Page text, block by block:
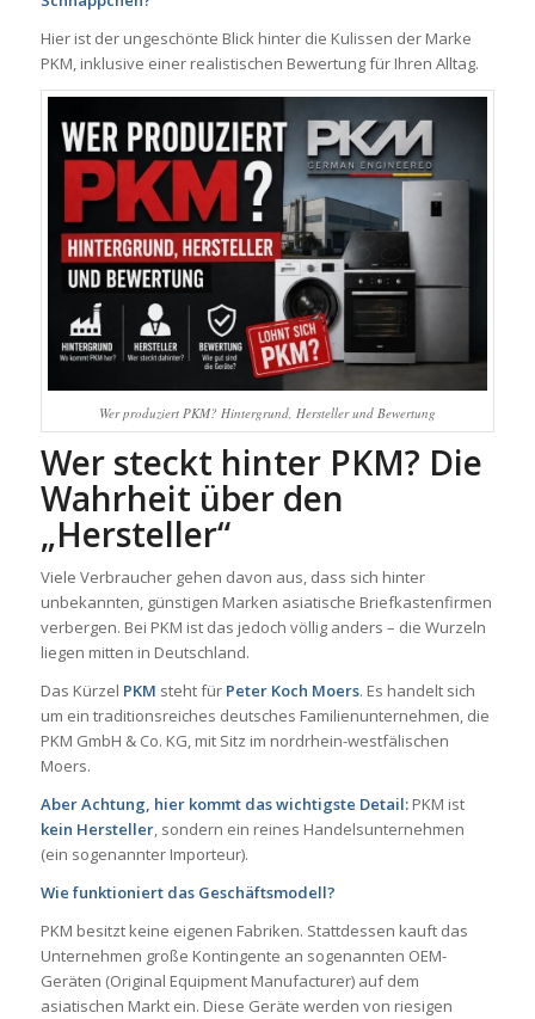
Hier ist der ungeschönte Blick hinter die Kulissen der Marke
PKM, inklusive einer realistischen Bewertung für Ihren Alltag.
Wer produziert PKM? Hintergrund, Hersteller und Bewertung
Wer steckt hinter PKM? Die
Wahrheit über den
„Hersteller“
Viele Verbraucher gehen davon aus, dass sich hinter
unbekannten, günstigen Marken asiatische Briefkastenfirmen
verbergen. Bei PKM ist das jedoch völlig anders – die Wurzeln
liegen mitten in Deutschland.
Das Kürzel PKM steht für Peter Koch Moers. Es handelt sich
um ein traditionsreiches deutsches Familienunternehmen, die
PKM GmbH & Co. KG, mit Sitz im nordrhein-westfälischen
Moers.
Aber Achtung, hier kommt das wichtigste Detail:PKM ist
kein Hersteller, sondern ein reines Handelsunternehmen
(ein sogenannter Importeur).
Wie funktioniert das Geschäftsmodell?
PKM besitzt keine eigenen Fabriken. Stattdessen kauft das
Unternehmen große Kontingente an sogenannten OEM-
Geräten (Original Equipment Manufacturer) auf dem
asiatischen Markt ein. Diese Geräte werden von riesigen